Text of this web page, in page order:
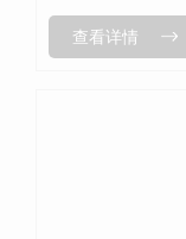
对老年人的需求
查看详情